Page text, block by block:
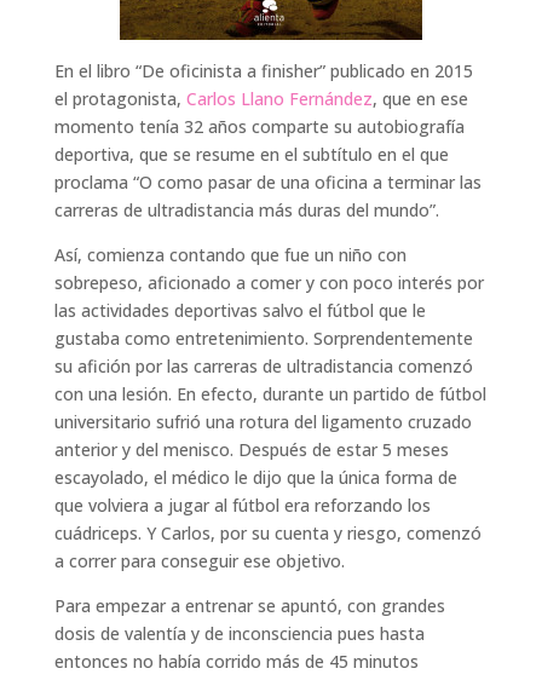
En el libro “De oficinista a finisher” publicado en 2015
el protagonista, Carlos Llano Fernández, que en ese
momento tenía 32 años comparte su autobiografía
deportiva, que se resume en el subtítulo en el que
proclama “O como pasar de una oficina a terminar las
carreras de ultradistancia más duras del mundo”.
Así, comienza contando que fue un niño con
sobrepeso, aficionado a comer y con poco interés por
las actividades deportivas salvo el fútbol que le
gustaba como entretenimiento. Sorprendentemente
su afición por las carreras de ultradistancia comenzó
con una lesión. En efecto, durante un partido de fútbol
universitario sufrió una rotura del ligamento cruzado
anterior y del menisco. Después de estar 5 meses
escayolado, el médico le dijo que la única forma de
que volviera a jugar al fútbol era reforzando los
cuádriceps. Y Carlos, por su cuenta y riesgo, comenzó
a correr para conseguir ese objetivo.
Para empezar a entrenar se apuntó, con grandes
dosis de valentía y de inconsciencia pues hasta
entonces no había corrido más de 45 minutos